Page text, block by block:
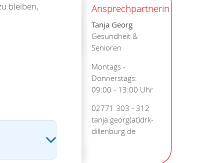
Ansprechpartnerin
Tanja Georg
Gesundheit &
Senioren
Montags -
Donnerstags:
09:00 - 13:00 Uhr
02771 303 - 312
tanja.georg(at)drk-
dillenburg.de
bleiben,